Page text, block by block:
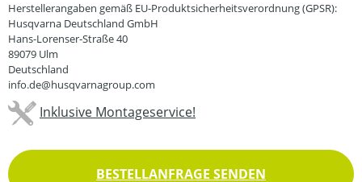
Herstellerangaben gemäß EU-Produktsicherheitsverordnung (GPSR):
Husqvarna Deutschland GmbH
Hans-Lorenser-Straße 40
89079 Ulm
Deutschland
info.de@husqvarnagroup.com
Inklusive Montageservice!
BESTELLANFRAGE SENDEN